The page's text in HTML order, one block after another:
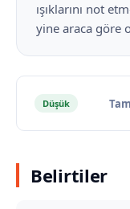
ışıklarını not
yine araca göre
Düşük
Belirtiler